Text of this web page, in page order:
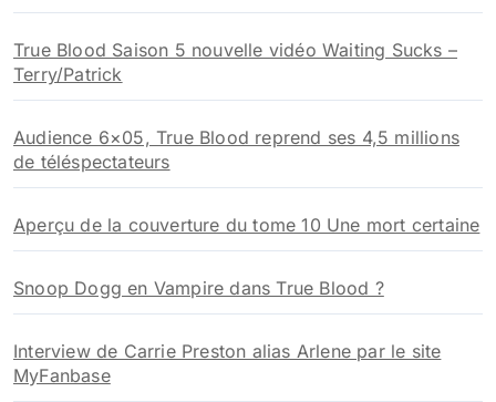
True Blood Saison 5 nouvelle vidéo Waiting Sucks –
Terry/Patrick
Audience 6×05, True Blood reprend ses 4,5 millions
de téléspectateurs
Aperçu de la couverture du tome 10 Une mort certaine
Snoop Dogg en Vampire dans True Blood ?
Interview de Carrie Preston alias Arlene par le site
MyFanbase